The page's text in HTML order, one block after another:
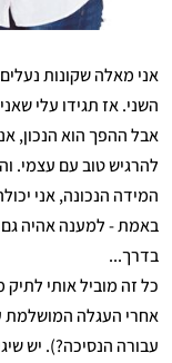
אני מאלה שקונות
השני. אז תגידו עלי
אבל ההפך הוא הנכון,
להרגיש טוב עם עצמי.
בדרך...
כל זה מוביל אותי
אחרי העגלה המושלמת
עבורה הנסיכה?). יש